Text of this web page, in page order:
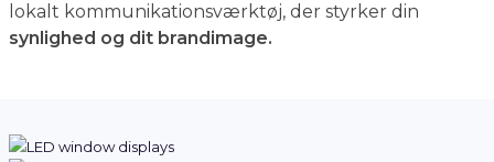
lokalt kommunikationsværktøj, der styrker din
synlighed og dit brandimage.